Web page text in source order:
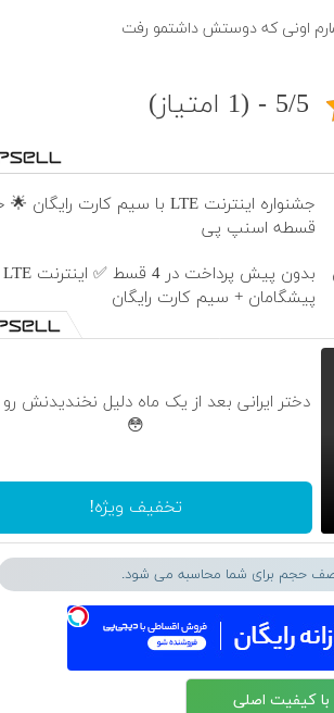
اونی که دوستش داشتمو رفت
5/5 - (1 امتیاز)
قسطه اسنپ پی
بدون پیش پرداخت در 4 قسط ✅ اینترنت LTE
پیشگامان + سیم کارت رایگان
دختر ایرانی بعد از یک ماه دلیل نخندیدنش رو
😳
تخفیف ویژه!
نصف حجم برای شما محاسبه می شود.
با کیفیت اصلی